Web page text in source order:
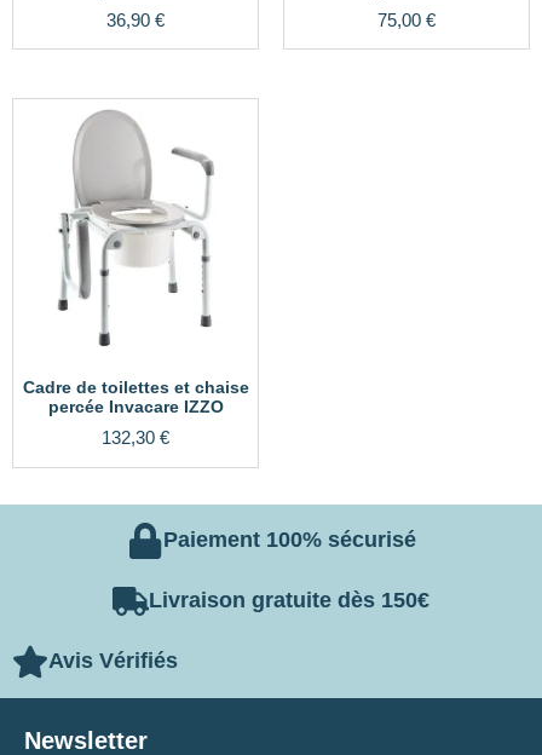
36,90 € 75,00 €
Cadre de toilettes et chaise
percée Invacare IZZO
132,30 €
Paiement 100% sécurisé
Livraison gratuite dès 150€
Avis Vérifiés
Newsletter